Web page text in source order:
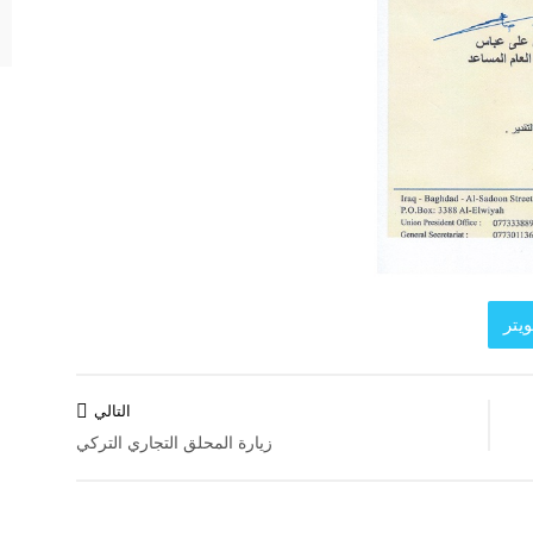
التالي
زيارة المحلق التجاري التركي